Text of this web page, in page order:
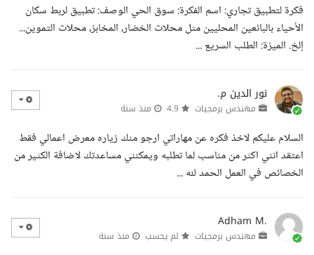
فكرة لتطبيق تجاري: اسم الفكرة: سوق الحي الوصف: تطبيق لربط سكان
الأحياء بالبائعين المحليين مثل محلات الخضار، المخابز، محلات التموين...
إلخ. الميزة: الطلب السريع ...
نور الدين م.
مهندس برمجيات منذ سنة
السلام عليكم لاخذ فكره عن مهاراتي ارجو منك زياره معرض اعمالي فقط
اعتقد انني اكثر من مناسب لما تطلبه ويمكنني مساعدتك لاضافة الكثير من
الخصائص في العمل الحمد لله ...
Adham M.
مهندس برمجيات لم يحسب منذ سنة